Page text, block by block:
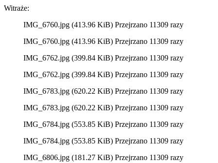
Witraże:
IMG_6760.jpg (413.96 KiB) Przejrzano 11309 razy
IMG_6760.jpg (413.96 KiB) Przejrzano 11309 razy
IMG_6762.jpg (399.84 KiB) Przejrzano 11309 razy
IMG_6762.jpg (399.84 KiB) Przejrzano 11309 razy
IMG_6783.jpg (620.22 KiB) Przejrzano 11309 razy
IMG_6783.jpg (620.22 KiB) Przejrzano 11309 razy
IMG_6784.jpg (553.85 KiB) Przejrzano 11309 razy
IMG_6784.jpg (553.85 KiB) Przejrzano 11309 razy
IMG_6806.jpg (181.27 KiB) Przejrzano 11309 razy